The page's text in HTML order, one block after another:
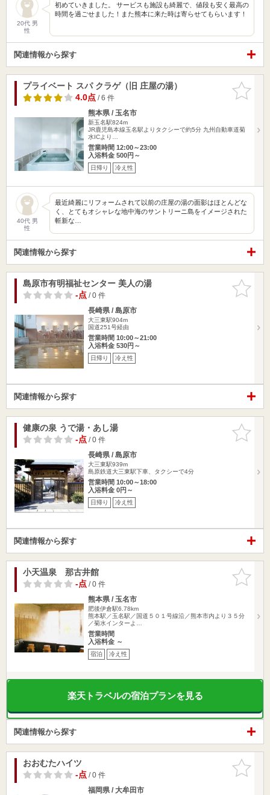
20代 男
性
初めていきました。 サービスも施設も綺麗で、値段も安く最高の
時間を過ごせました！また熊本に来た時は寄らせてもらいます！
関連情報から探す
お気に入
りに追加
プライベート スパ クラゲ（旧 庄屋の湯）
4.0点/ 6 件
熊本県 / 玉名市
新玉名駅824m
JR鹿児島本線玉名駅よりタクシーで約5分 九州自動車道菊
水ICより…
営業時間 12:00～23:00
入浴料金 500円～
日帰り 冷え性
40代 男
性
最近綺麗にリフォームされて以前の庄屋の湯の面影はほとんどな
く、とてもオシャレな地中海のサントリーニ島をイメージされた
斬新な…
関連情報から探す
お気に入
りに追加
島原市有明福祉センター 美人の湯
-点/ 0 件
長崎県 / 島原市
大三東駅904m
国道251号経由
営業時間 10:00～21:00
入浴料金 530円～
日帰り 冷え性
関連情報から探す
お気に入
りに追加
健康の泉 うで湯・あし湯
-点/ 0 件
長崎県 / 島原市
大三東駅939m
島原鉄道大三東駅下車、タクシーで4分
営業時間 10:00～18:00
入浴料金 0円～
日帰り 冷え性
関連情報から探す
お気に入
りに追加
小天温泉 那古井館
-点/ 0 件
熊本県 / 玉名市
肥後伊倉駅6.78km
熊本駅／玉名駅／国道５０１号線沿／熊本市内より３５分
／菊水インターよ…
営業時間
入浴料金 ～
宿泊 冷え性
楽天トラベルの宿泊プランを見る
関連情報から探す
お気に入
りに追加
おおむたハイツ
-点/ 0 件
福岡県 / 大牟田市